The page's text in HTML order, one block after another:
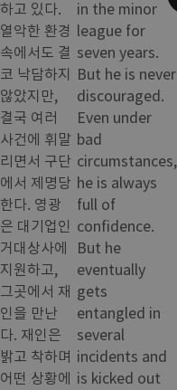
하고 있다.
열악한 환경
속에서도 결
코 낙담하지
않았지만,
결국 여러
사건에 휘말
리면서 구단
에서 제명당
한다. 영광
은 대기업인
거대상사에
지원하고,
그곳에서 재
인을 만난
다. 재인은
밝고 착하며
어떤 상황에
in the minor
league for
seven years.
But he is never
discouraged.
Even under
bad
circumstances,
he is always
full of
confidence.
But he
eventually
gets
entangled in
several
incidents and
is kicked out